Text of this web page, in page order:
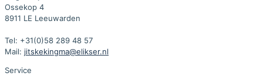
Ossekop 4
8911 LE Leeuwarden
Tel: +31(0)58 289 48 57
Mail: jitskekingma@elikser.nl
Service